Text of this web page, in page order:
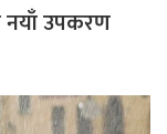
नयाँ उपकरण